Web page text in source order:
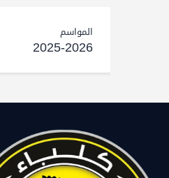
المواسم
2025-2026